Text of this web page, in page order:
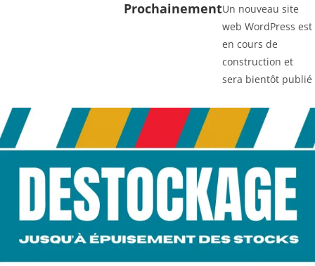
ProchainementUn nouveau site
web WordPress est
en cours de
construction et
sera bientôt publié